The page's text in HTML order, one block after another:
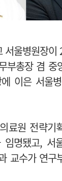
서울병원장
부총장 겸 중
이은 서울
료원 전략기
명됐고, 서
교수가 연구